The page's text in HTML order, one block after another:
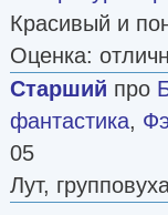
Красивый и
Оценка:
Старший про
фантастика,
05
Лут,